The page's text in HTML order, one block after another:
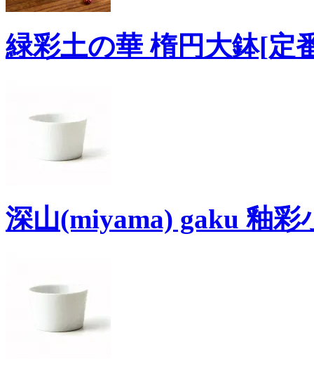
緑彩土の華 楕円大鉢[定
深山(miyama) gaku 釉彩